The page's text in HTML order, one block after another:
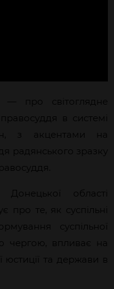
про світоглядне
в системі
з акцентами на
радянського зразку
області
про те, як суспільні
суспільної
чергою, впливає на
юстиції та держави в